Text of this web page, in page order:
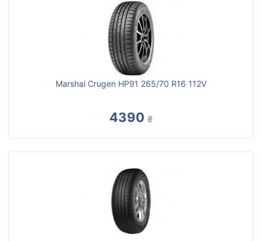
Marshal Crugen HP91 265/70 R16 112V
4390 ₴